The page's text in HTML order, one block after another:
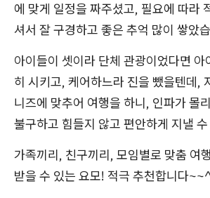
에 맞게 일정을 짜주셨고, 필요에 따라
셔서 잘 구경하고 좋은 추억 많이 쌓았
아이들이 셋이라 단체 관광이었다면 아
히 시키고, 케어하느라 진을 뺐을텐데,
니즈에 맞추어 여행을 하니, 인파가 몰
불구하고 힘들지 않고 편안하게 지낼
가족끼리, 친구끼리, 모임별로 맞춤 여
받을 수 있는 요모! 적극 추천합니다